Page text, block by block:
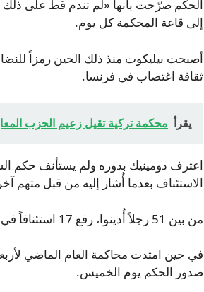
الحكم صرّحت بأنها «لم تندم قطّ على ذلك
إلى قاعة المحكمة كل يوم.
أصبحت بيليكوت منذ ذلك الحين رمزاً
ثقافة اغتصاب في فرنسا.
يقرأ محكمة تركية تقيل زعيم الحزب
اعترف دومينيك بدوره ولم يستأنف حكم
الاستئناف بعدما أُشار إليه من قبل متهم
من بين 51 رجلاً أُدينوا، رفع 17 استئنافاً في بادئ الأمر، لكن معظمهم تراجعوا ولم يواصل سوى دوغان الطعن.
في حين امتدت محاكمة العام الماضي
صدور الحكم يوم الخميس.